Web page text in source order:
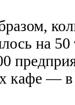
на 50
кафе —